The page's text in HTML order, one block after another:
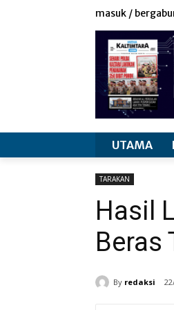
masuk /
UTAMA
TARAKAN
Hasil
Beras
By redaksi